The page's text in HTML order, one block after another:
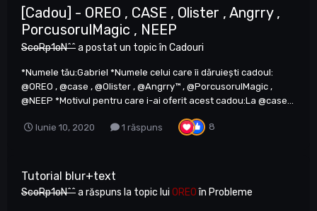
[Cadou] - OREO , CASE , Olister , Angrry ,
PorcusorulMagic , NEEP
ScoRp1oN^^a postat un topic în Cadouri
*Numele tău:Gabriel *Numele celui care îi dăruieşti cadoul:
@OREO , @case , @Olister , @Angrry™ , @PorcusorulMagic ,
@NEEP *Motivul pentru care i-ai oferit acest cadou:La @case...
Iunie 10, 2020 1 răspuns 8
Tutorial blur+text
ScoRp1oN^^a răspuns la topic lui OREOîn Probleme